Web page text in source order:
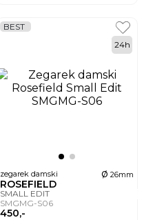
zegarek damski ø 26mm
ROSEFIELD
SMALL EDIT
SMGMG-S06
450,-
BEST
24h